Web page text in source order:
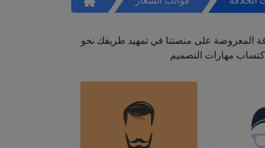
المعروضة على منصتنا في تمهيد طريقك نحو